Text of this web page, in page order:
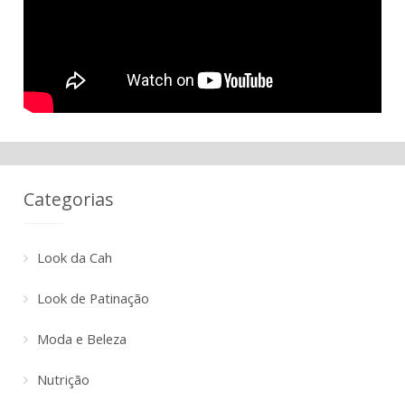
Categorias
Look da Cah
Look de Patinação
Moda e Beleza
Nutrição